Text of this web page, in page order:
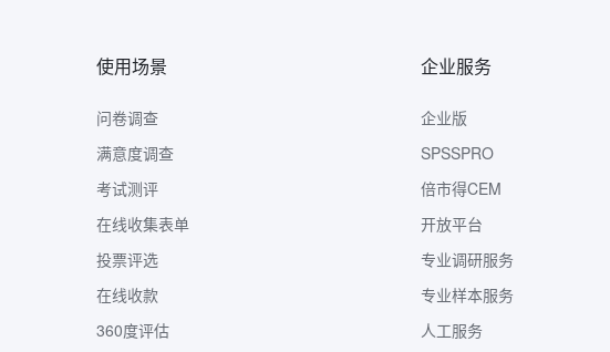
使用场景
问卷调查
满意度调查
考试测评
在线收集表单
投票评选
在线收款
360度评估
企业服务
企业版
SPSSPRO
倍市得CEM
开放平台
专业调研服务
专业样本服务
人工服务